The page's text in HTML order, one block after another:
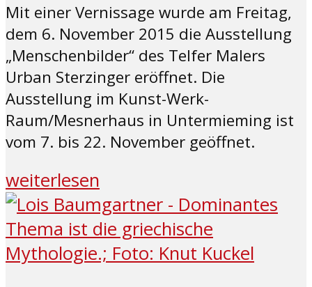
Mit einer Vernissage wurde am Freitag,
dem 6. November 2015 die Ausstellung
„Menschenbilder“ des Telfer Malers
Urban Sterzinger eröffnet. Die
Ausstellung im Kunst-Werk-
Raum/Mesnerhaus in Untermieming ist
vom 7. bis 22. November geöffnet.
weiterlesen